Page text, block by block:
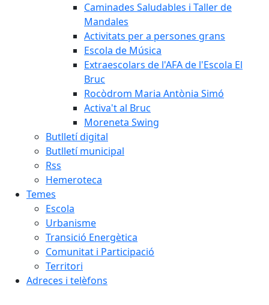
Caminades Saludables i Taller de
Mandales
Activitats per a persones grans
Escola de Música
Extraescolars de l'AFA de l'Escola El
Bruc
Rocòdrom Maria Antònia Simó
Activa't al Bruc
Moreneta Swing
Butlletí digital
Butlletí municipal
Rss
Hemeroteca
Temes
Escola
Urbanisme
Transició Energètica
Comunitat i Participació
Territori
Adreces i telèfons